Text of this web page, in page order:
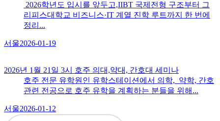
2026학년도 입시를 앞두고,IIBT 국제전형 구조부터 그
리피스대학교 비즈니스·IT 계열 진학 루트까지 한 번에
정리...
서울2026-01-19
2026년 1월 21일 3시 호주 의대,약대, 간호대 세미나
호주 전문 유학원인 유학스테이션에서 의학, 약학, 간호
관련 전공으로 호주 유학을 계획하는 분들을 위해...
서울2026-01-12